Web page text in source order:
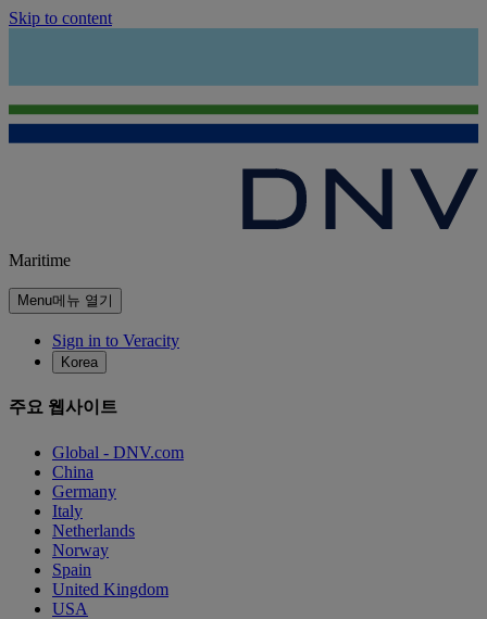
Skip to content
Maritime
Menu메뉴 열기
Sign in to Veracity
Korea
주요 웹사이트
Global - DNV.com
China
Germany
Italy
Netherlands
Norway
Spain
United Kingdom
USA